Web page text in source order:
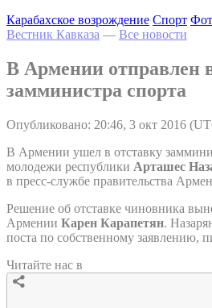
Карабахское возрождение Спорт
Вестник Кавказа — Все новости
В Армении отправлен
замминистра спорта
Опубликовано: 20:46, 3 окт 2016
В Армении ушел в отставку
молодежи республики Арташес
в пресс-службе правительства
Решение об отставке чиновника
Армении Карен Карапетян.
поста по собственному заявлению,
Читайте нас в